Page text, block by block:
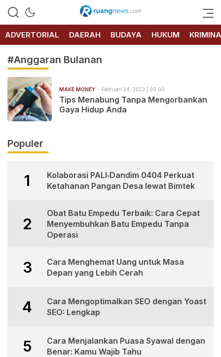
RUANG
NEWS
ADVERTORIAL
DAERAH BUDAYA HUKUM
#Anggaran Bulanan
MAKE MONEY Februari 24, 2023 | 00:00
Tips Menabung Tanpa Mengorbankan
Gaya Hidup Anda
Populer
1
Kolaborasi PALI‑Dandim 0404 Perkuat
Ketahanan Pangan Desa lewat Bimtek
2
Obat Batu Empedu Terbaik: Cara Cepat
Menyembuhkan Batu Empedu Tanpa
Operasi
3
Cara Menghemat Uang untuk Masa
Depan yang Lebih Cerah
4
Cara Mengoptimalkan SEO dengan Yoast
SEO: Lengkap
5
Cara Menjalankan Puasa Syawal dengan
Benar: Kamu Wajib Tahu